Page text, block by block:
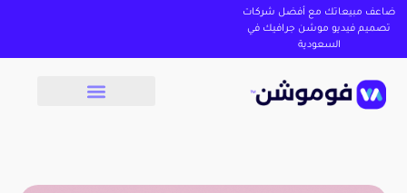
ضاعف مبيعاتك مع أفضل شركات
تصميم فيديو موشن جرافيك في
السعودية